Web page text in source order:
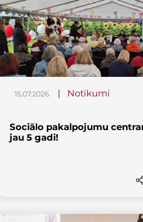
15.07.2026. | Notikumi
Sociālo pakalpojumu
jau 5 gadi!